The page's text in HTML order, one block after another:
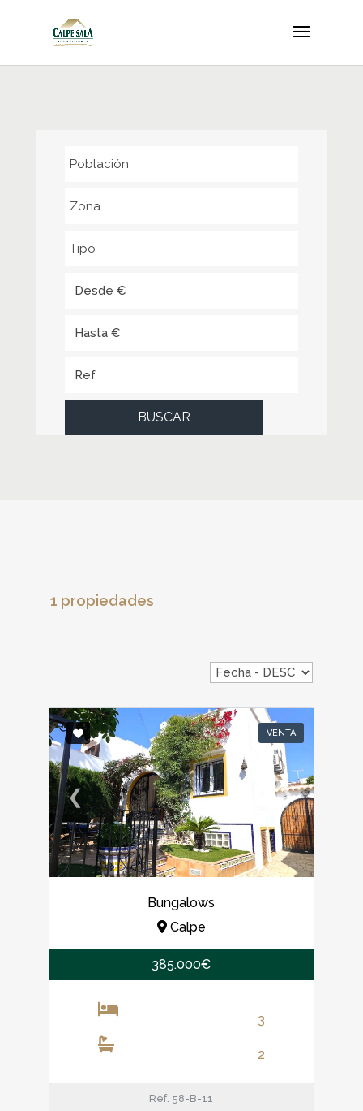
Población
Zona
Tipo
BUSCAR
1 propiedades
VENTA
❮ ❯
Bungalows
Calpe
385.000€
3
2
Ref. 58-B-11